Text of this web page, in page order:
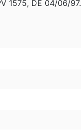
1575, DE 04/06/97.